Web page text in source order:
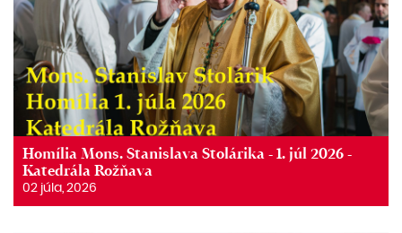
Homília Mons. Stanislava Stolárika - 1. júl 2026 -
Katedrála Rožňava
02 júla, 2026